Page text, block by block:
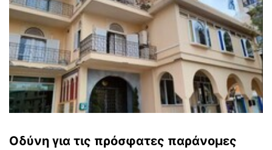
Οδύνη για τις πρόσφατες παράνομες